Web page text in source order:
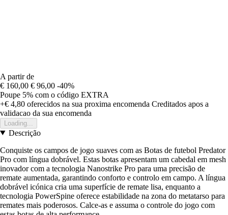
A partir de
€ 160,00 € 96,00 -40%
Poupe 5% com o código EXTRA
+€ 4,80 oferecidos na sua proxima encomenda Creditados apos a
validacao da sua encomenda
Loading...
Descrição
Conquiste os campos de jogo suaves com as Botas de futebol Predator
Pro com língua dobrável. Estas botas apresentam um cabedal em mesh
inovador com a tecnologia Nanostrike Pro para uma precisão de
remate aumentada, garantindo conforto e controlo em campo. A língua
dobrável icónica cria uma superfície de remate lisa, enquanto a
tecnologia PowerSpine oferece estabilidade na zona do metatarso para
remates mais poderosos. Calce-as e assuma o controle do jogo com